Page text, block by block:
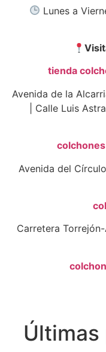
Lunes a
tienda
Avenida de la
| Calle Luis
Avenida del
Carretera